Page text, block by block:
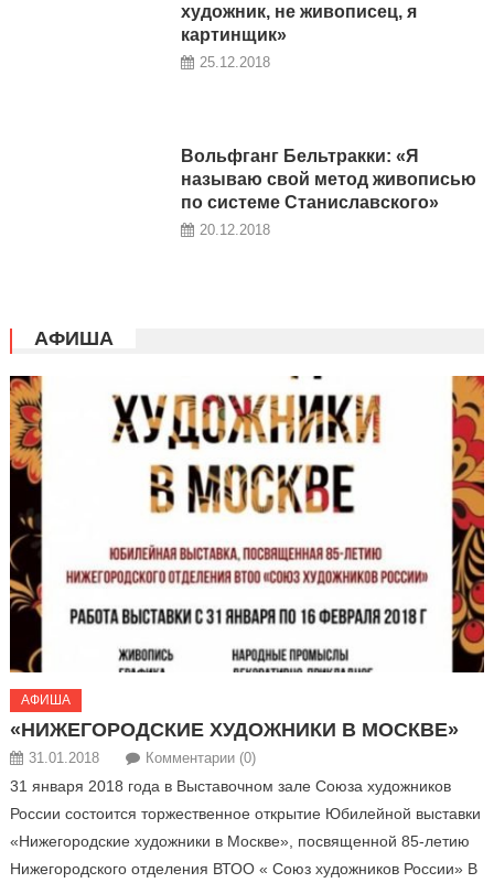
художник, не живописец, я
картинщик»
25.12.2018
Вольфганг Бельтракки: «Я
называю свой метод живописью
по системе Станиславского»
20.12.2018
АФИША
АФИША
«НИЖЕГОРОДСКИЕ ХУДОЖНИКИ В МОСКВЕ»
31.01.2018 Комментарии (0)
31 января 2018 года в Выставочном зале Союза художников
России состоится торжественное открытие Юбилейной выставки
«Нижегородские художники в Москве», посвященной 85-летию
Нижегородского отделения ВТОО « Союз художников России» В